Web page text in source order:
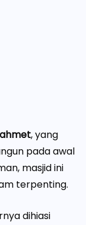
, yang
pada awal
masjid ini
terpenting.
dihiasi